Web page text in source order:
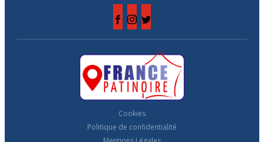
Cookies
Politique de confidentialité